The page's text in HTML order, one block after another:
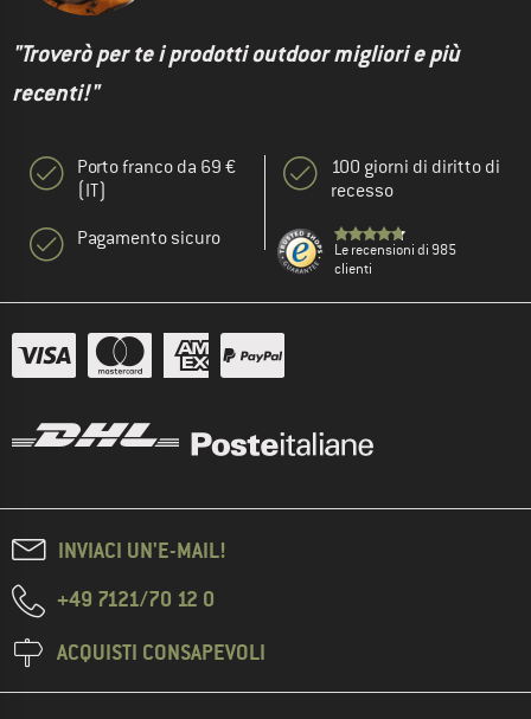
"Troverò per te i prodotti outdoor migliori e più
recenti!"
Porto franco da 69 €
(IT)
Pagamento sicuro
100 giorni di diritto di
recesso
Le recensioni di 985
clienti
INVIACI UN'E-MAIL!
+49 7121/70 12 0
ACQUISTI CONSAPEVOLI